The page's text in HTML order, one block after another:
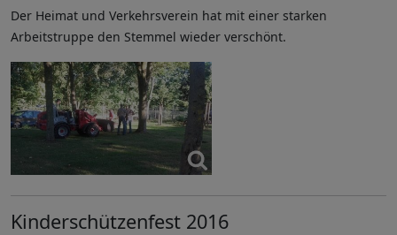
Der Heimat und Verkehrsverein hat mit einer starken
Arbeitstruppe den Stemmel wieder verschönt.
Kinderschützenfest 2016